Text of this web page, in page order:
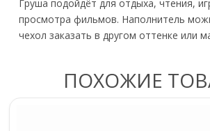
Груша подойдёт для отдыха, чтения,
просмотра фильмов. Наполнитель
чехол заказать в другом оттенке или
ПОХОЖИЕ